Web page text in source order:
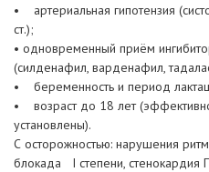
• артериальная гипотензия
ст.);
• одновременный приём
(силденафил, варденафил,
• беременность и период
• возраст до 18 лет
установлены).
С осторожностью: нарушения
блокада I степени, стенокардия